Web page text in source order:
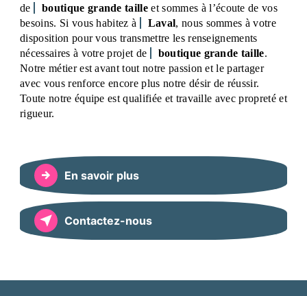
de
boutique grande taille et sommes à l’écoute de vos
besoins. Si vous habitez à
Laval, nous sommes à votre
disposition pour vous transmettre les renseignements
nécessaires à votre projet de
boutique grande taille.
Notre métier est avant tout notre passion et le partager
avec vous renforce encore plus notre désir de réussir.
Toute notre équipe est qualifiée et travaille avec propreté et
rigueur.
En savoir plus
Contactez-nous